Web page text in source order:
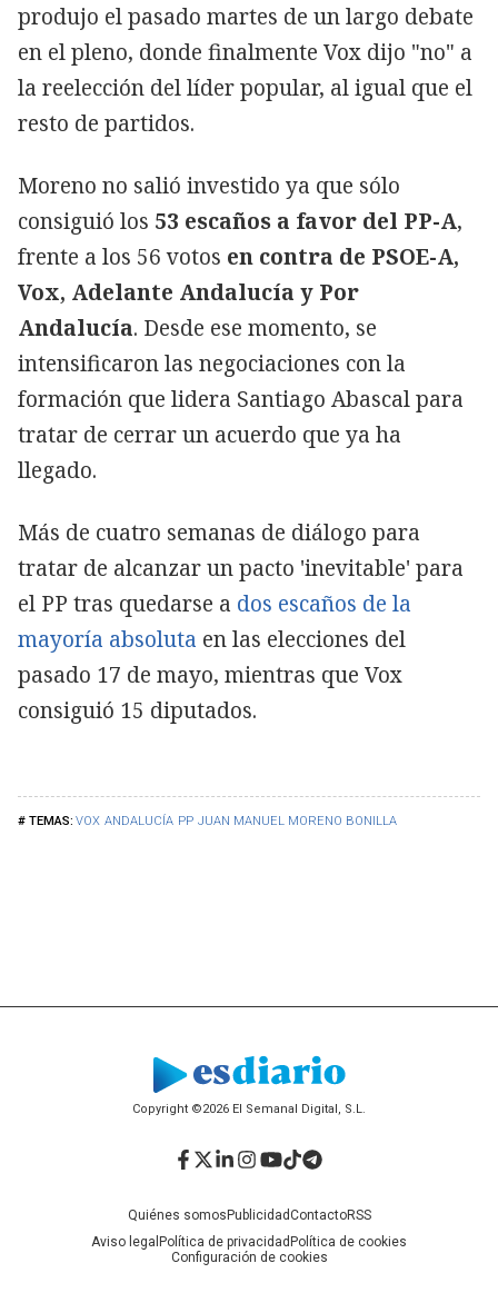
VOX ANDALUCÍA PP JUAN MANUEL MORENO BONILLA
produjo el pasado martes de un largo debate
en el pleno, donde finalmente Vox dijo "no" a
la reelección del líder popular, al igual que el
resto de partidos.
Moreno no salió investido ya que sólo
consiguió los 53 escaños a favor del PP-A,
frente a los 56 votos en contra de PSOE-A,
Vox, Adelante Andalucía y Por
Andalucía. Desde ese momento, se
intensificaron las negociaciones con la
formación que lidera Santiago Abascal para
tratar de cerrar un acuerdo que ya ha
llegado.
Más de cuatro semanas de diálogo para
tratar de alcanzar un pacto 'inevitable' para
el PP tras quedarse a dos escaños de la
mayoría absoluta en las elecciones del
pasado 17 de mayo, mientras que Vox
consiguió 15 diputados.
Copyright ©2026 El Semanal Digital, S.L.
Quiénes somos PublicidadContactoRSS
Aviso legal Política de privacidad Política de cookies
Configuración de cookies
Facebook
Twitter
LinkedIn
Instagram
YouTube
TikTok
Telegram